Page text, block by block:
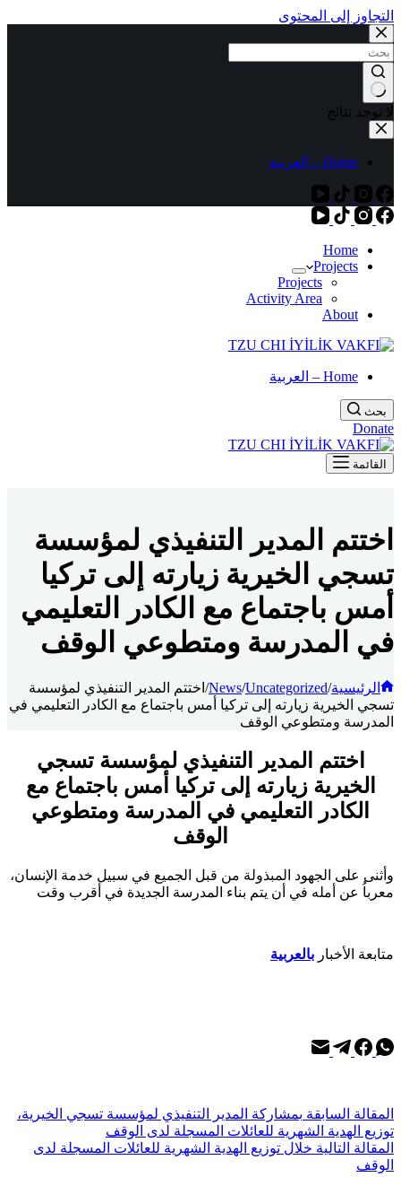
التجاوز إلى المحتوى
لا توجد نتائج
Home – العربية
Home
Projects
Projects
Activity Area
About
Home – العربية
بحث
Donate
القائمة
اختتم المدير التنفيذي لمؤسسة
تسجي الخيرية زيارته إلى تركيا
أمس باجتماع مع الكادر التعليمي
في المدرسة ومتطوعي الوقف
الرئيسية/
News/Uncategorized
/ اختتم المدير التنفيذي لمؤسسة
تسجي الخيرية زيارته إلى تركيا أمس باجتماع مع الكادر التعليمي في
المدرسة ومتطوعي الوقف
اختتم المدير التنفيذي لمؤسسة تسجي
الخيرية زيارته إلى تركيا أمس باجتماع مع
الكادر التعليمي في المدرسة ومتطوعي
الوقف
وأثنى على الجهود المبذولة من قبل الجميع في سبيل خدمة الإنسان،
معرباُ عن أمله في أن يتم بناء المدرسة الجديدة في أقرب وقت
متابعة الأخبار بالعربية
المقالة السابقة بمشاركة المدير التنفيذي لمؤسسة تسجي الخيرية،
توزيع الهدية الشهرية للعائلات المسجلة لدى الوقف
المقالة التالية خلال توزيع الهدية الشهرية للعائلات المسجلة لدى
الوقف